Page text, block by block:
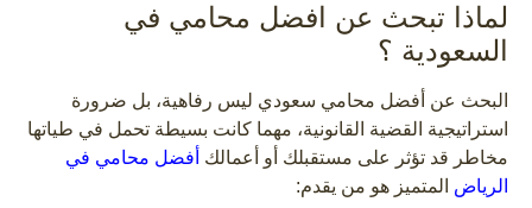
لماذا تبحث عن افضل محامي في
السعودية ؟
البحث عن أفضل محامي سعودي ليس رفاهية، بل ضرورة
استراتيجية القضية القانونية، مهما كانت بسيطة تحمل في طياتها
مخاطر قد تؤثر على مستقبلك أو أعمالك أفضل محامي في
الرياض المتميز هو من يقدم: